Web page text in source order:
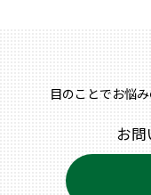
目のことでお悩
お